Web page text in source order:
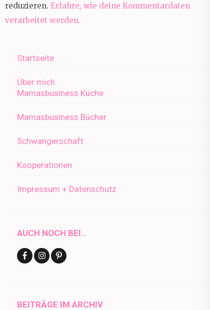
reduzieren. Erfahre, wie deine Kommentardaten
verarbeitet werden.
Startseite
Über mich
Mamasbusiness Küche
Mamasbusiness Bücher
Schwangerschaft
Kooperationen
Impressum + Datenschutz
AUCH NOCH BEI..
BEITRÄGE IM ARCHIV